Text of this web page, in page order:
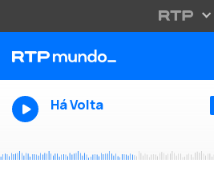
Há Volta